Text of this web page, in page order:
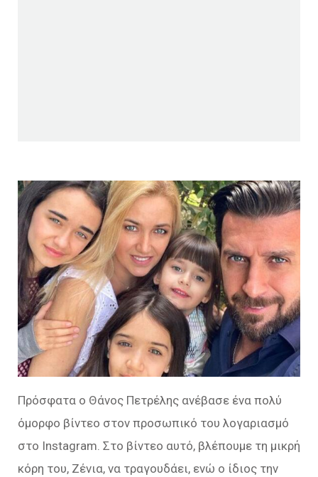
Πρόσφατα ο Θάνος Πετρέλης ανέβασε ένα πολύ
όμορφο βίντεο στον προσωπικό του λογαριασμό
στο Instagram. Στο βίντεο αυτό, βλέπουμε τη μικρή
κόρη του, Ζένια, να τραγουδάει, ενώ ο ίδιος την